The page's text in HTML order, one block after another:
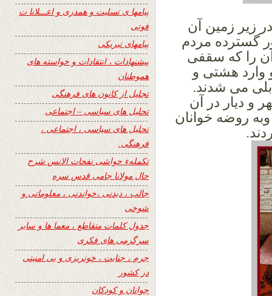
در زیر زمین آن
گسترده مردم
را که سقفی
وارد هشتی و
می شدند.
و دیار در آن
روضه خوانان
پیامها ی تسلیت و همدری و اعـــلانا ت
فوتی
پیامهای تبریکی
پیشنهادات ، انتقادات و خواسته های
هموطنان
تجلیل از کانون های فرهنگی
تحلیل های سیاسی – اجتماعی
تحلیل های سیاسی ، اجتماعی ،
فرهنگی.
تکملهء حواشی نفحات الانس شرح
حال مولانا جامی قدس سره
جالب ، دیدنی ،خواندنی ، معلوماتی و
شوخی
جدول کلمات متقاطع ، معما ها و سایر
سرگرمی های فکری
جرم ، جنایت ، خونریزی و بی امنیتی
در کشور
جوانان و کودکان